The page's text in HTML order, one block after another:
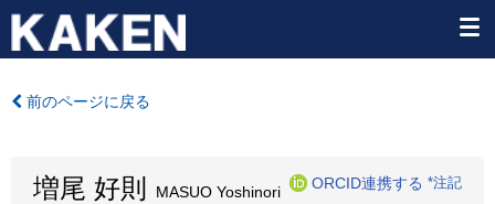
前のページに戻る
増尾 好則 MASUO Yoshinori
ORCID連携する *注記